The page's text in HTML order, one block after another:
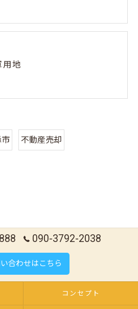
用地
市 不動産売却
090-3792-2038
合わせはこちら
コンセプト